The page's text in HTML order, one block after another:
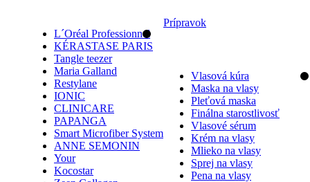
L´Oréal Professionnel
KÉRASTASE PARIS
Tangle teezer
Maria Galland
Restylane
IONIC
CLINICARE
PAPANGA
Smart Microfiber System
ANNE SEMONIN
Your
Kocostar
Prípravok
Vlasová kúra
Maska na vlasy
Pleťová maska
Finálna starostlivosť
Vlasové sérum
Krém na vlasy
Mlieko na vlasy
Sprej na vlasy
Pena na vlasy